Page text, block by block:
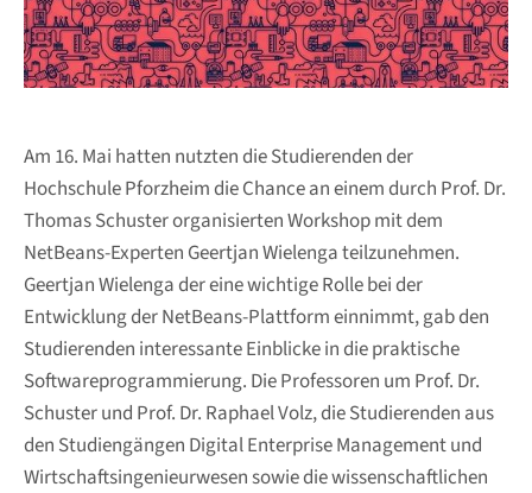
Am 16. Mai hatten nutzten die Studierenden der
Hochschule Pforzheim die Chance an einem durch Prof. Dr.
Thomas Schuster organisierten Workshop mit dem
NetBeans-Experten Geertjan Wielenga teilzunehmen.
Geertjan Wielenga der eine wichtige Rolle bei der
Entwicklung der NetBeans-Plattform einnimmt, gab den
Studierenden interessante Einblicke in die praktische
Softwareprogrammierung. Die Professoren um Prof. Dr.
Schuster und Prof. Dr. Raphael Volz, die Studierenden aus
den Studiengängen Digital Enterprise Management und
Wirtschaftsingenieurwesen sowie die wissenschaftlichen